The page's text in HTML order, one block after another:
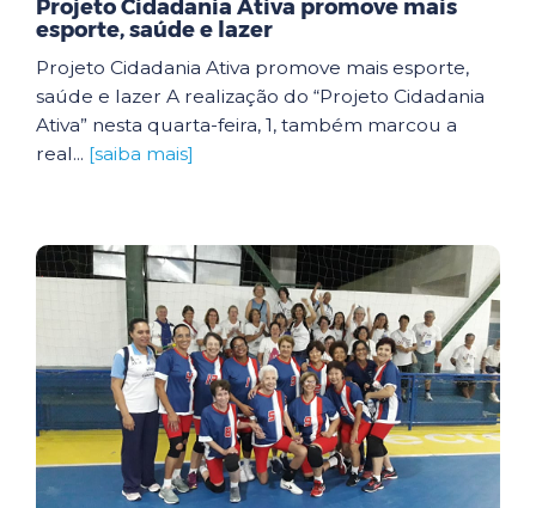
Projeto Cidadania Ativa promove mais
esporte, saúde e lazer
Projeto Cidadania Ativa promove mais esporte,
saúde e lazer A realização do “Projeto Cidadania
Ativa” nesta quarta-feira, 1, também marcou a
real... [saiba mais]